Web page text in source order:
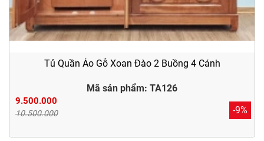
Tủ Quần Áo Gỗ Xoan Đào 2 Buồng 4 Cánh
Mã sản phẩm: TA126
9.500.000
10.500.000 -9%